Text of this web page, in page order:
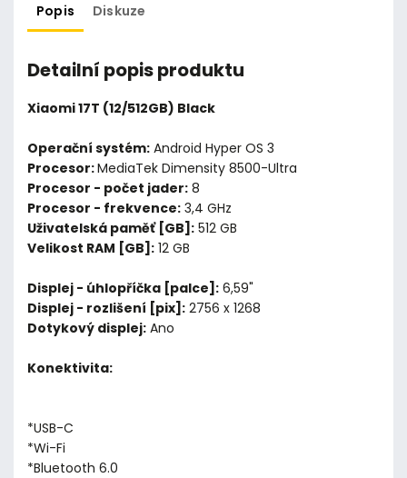
Popis Diskuze
Detailní popis produktu
Xiaomi 17T (12/512GB) Black
Operační systém: Android Hyper OS 3
Procesor:MediaTek Dimensity 8500-Ultra
Procesor - počet jader: 8
Procesor - frekvence: 3,4 GHz
Uživatelská paměť [GB]: 512 GB
Velikost RAM [GB]: 12 GB
Displej - úhlopříčka [palce]: 6,59"
Displej - rozlišení [pix]: 2756 x 1268
Dotykový displej: Ano
Konektivita:
*USB-C
*Wi-Fi
*Bluetooth 6.0